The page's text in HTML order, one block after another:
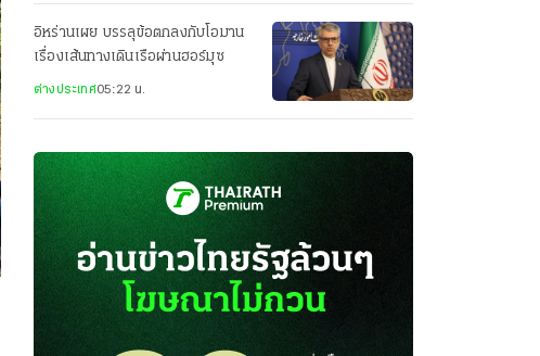
อิหร่านเผย บรรลุข้อตกลงกับโอมาน
เรื่องเส้นทางเดินเรือผ่านฮอร์มุซ
ต่างประเทศ05:22 น.